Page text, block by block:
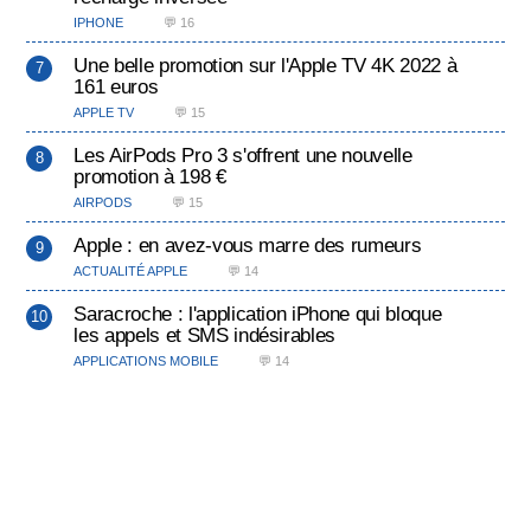
IPHONE 💬 16
Une belle promotion sur l'Apple TV 4K 2022 à
161 euros
APPLE TV 💬 15
Les AirPods Pro 3 s'offrent une nouvelle
promotion à 198 €
AIRPODS 💬 15
Apple : en avez-vous marre des rumeurs
ACTUALITÉ APPLE 💬 14
Saracroche : l'application iPhone qui bloque
les appels et SMS indésirables
APPLICATIONS MOBILE 💬 14